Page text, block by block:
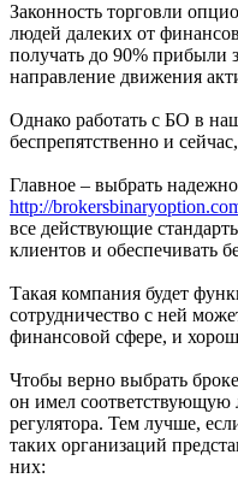
Законность торговли
людей далеких от
получать до 90% прибыли
направление движения
Однако работать с БО в
беспрепятственно и
Главное – выбрать
http://
все действующие
клиентов и обеспечивать
Такая компания будет
сотрудничество с ней
финансовой сфере, и
Чтобы верно выбрать
он имел соответствующую
регулятора. Тем лучше,
таких организаций
них: